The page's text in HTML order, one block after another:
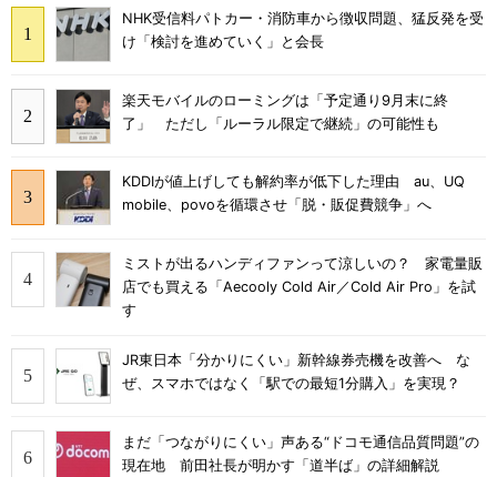
NHK受信料パトカー・消防車から徴収問題、猛反発を受
け「検討を進めていく」と会長
楽天モバイルのローミングは「予定通り9月末に終
了」 ただし「ルーラル限定で継続」の可能性も
KDDIが値上げしても解約率が低下した理由 au、UQ
mobile、povoを循環させ「脱・販促費競争」へ
ミストが出るハンディファンって涼しいの？ 家電量販
店でも買える「Aecooly Cold Air／Cold Air Pro」を試
す
JR東日本「分かりにくい」新幹線券売機を改善へ な
ぜ、スマホではなく「駅での最短1分購入」を実現？
まだ「つながりにくい」声ある“ドコモ通信品質問題”の
現在地 前田社長が明かす「道半ば」の詳細解説